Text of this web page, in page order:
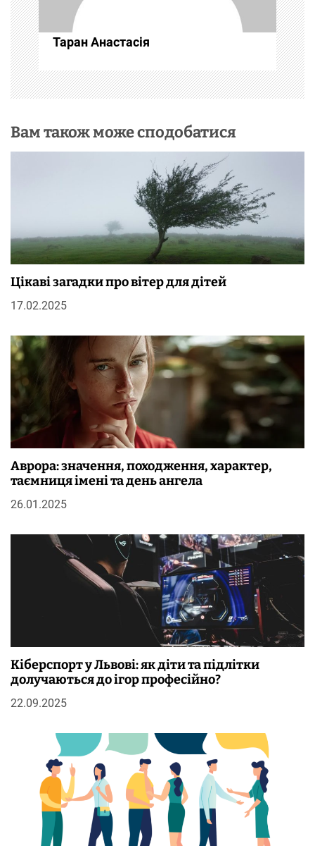
п
и
с
в
Таран Анастасія
Вам також може сподобатися
Цікаві загадки про вітер для дітей
17.02.2025
Аврора: значення, походження, характер,
таємниця імені та день ангела
26.01.2025
Кіберспорт у Львові: як діти та підлітки
долучаються до ігор професійно?
22.09.2025